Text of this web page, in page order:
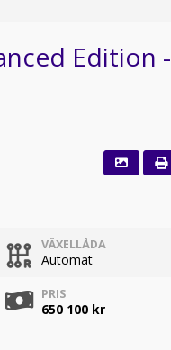
Edition -
VÄXELLÅDA
Automat
PRIS
650 100 kr